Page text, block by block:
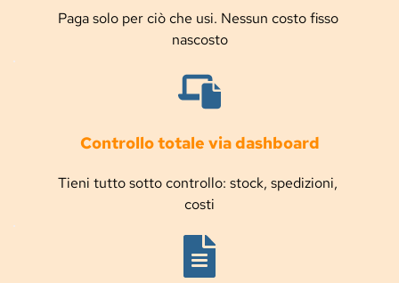
Paga solo per ciò che usi. Nessun costo fisso
nascosto
Controllo totale via dashboard
Tieni tutto sotto controllo: stock, spedizioni,
costi